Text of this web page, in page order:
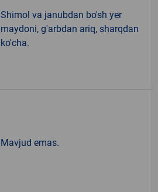
Shimol va janubdan bo'sh yer
maydoni, g'arbdan ariq, sharqdan
ko'cha.
Mavjud emas.